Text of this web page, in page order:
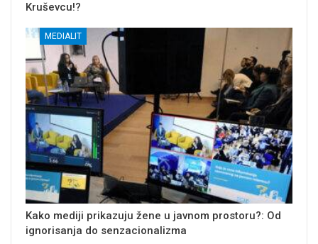
Kruševcu!?
MEDIALIT
Kako mediji prikazuju žene u javnom prostoru?: Od
ignorisanja do senzacionalizma